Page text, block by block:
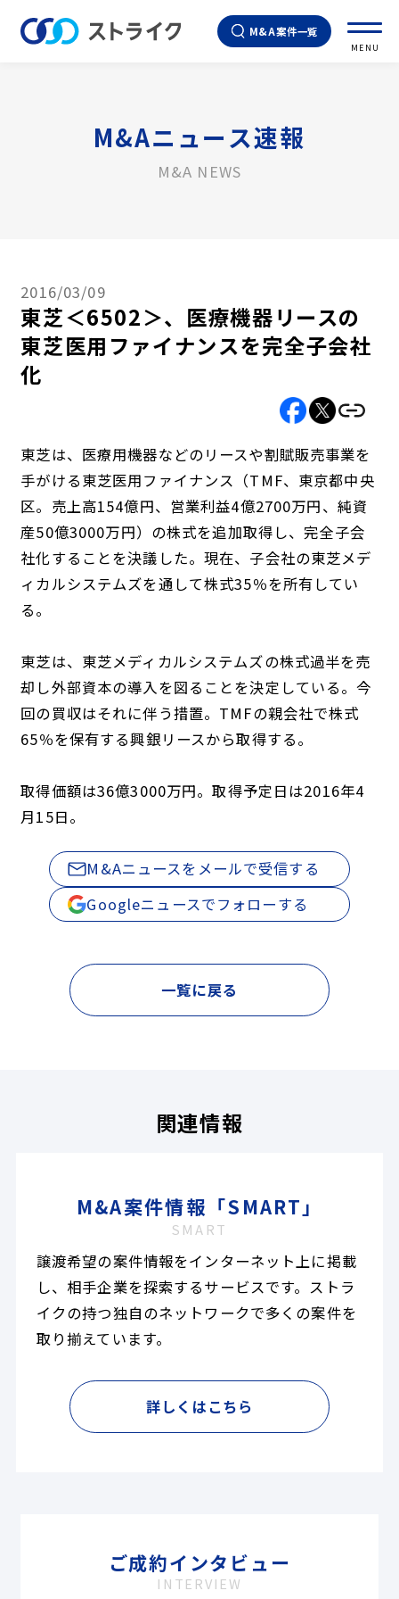
M&A案件一覧
MENU
M&Aニュース速報
M&A NEWS
2016/03/09
東芝＜6502＞、医療機器リースの
東芝医用ファイナンスを完全子会社
化
東芝は、医療用機器などのリースや割賦販売事業を
手がける東芝医用ファイナンス（TMF、東京都中央
区。売上高154億円、営業利益4億2700万円、純資
産50億3000万円）の株式を追加取得し、完全子会
社化することを決議した。現在、子会社の東芝メデ
ィカルシステムズを通して株式35％を所有してい
る。
東芝は、東芝メディカルシステムズの株式過半を売
却し外部資本の導入を図ることを決定している。今
回の買収はそれに伴う措置。TMFの親会社で株式
65％を保有する興銀リースから取得する。
取得価額は36億3000万円。取得予定日は2016年4
月15日。
M&Aニュースをメールで受信する
Googleニュースでフォローする
一覧に戻る
関連情報
M&A案件情報「SMART」
SMART
譲渡希望の案件情報をインターネット上に掲載
し、相手企業を探索するサービスです。ストラ
イクの持つ独自のネットワークで多くの案件を
取り揃えています。
詳しくはこちら
ご成約インタビュー
INTERVIEW